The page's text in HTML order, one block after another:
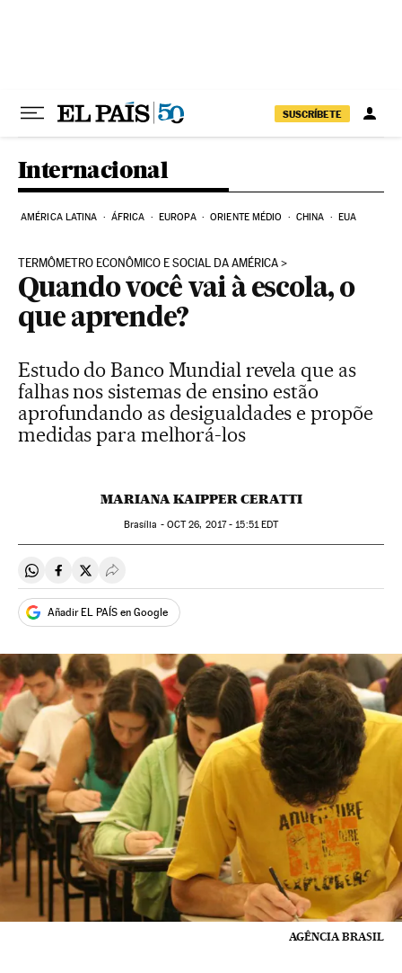
SUSCRÍBETE
Internacional
AMÉRICA LATINA ÁFRICA EUROPA ORIENTE MÉDIO CHINA EUA
TERMÔMETRO ECONÔMICO E SOCIAL DA AMÉRICA
Quando você vai à escola, o
que aprende?
Estudo do Banco Mundial revela que as
falhas nos sistemas de ensino estão
aprofundando as desigualdades e propõe
medidas para melhorá-los
MARIANA KAIPPER CERATTI
Brasília - OCT26, 2017 - 15:51EDT
Compartir en Whatsapp
Compartir en Facebook
Compartir en Twitter
Desplegar Redes Sociales
Añadir EL PAÍS en Google
AGÊNCIA BRASIL